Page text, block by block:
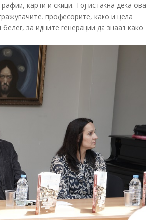
карти и скици. Тој истакна дека ова
професорите, како и цела
за идните генерации да знаат како